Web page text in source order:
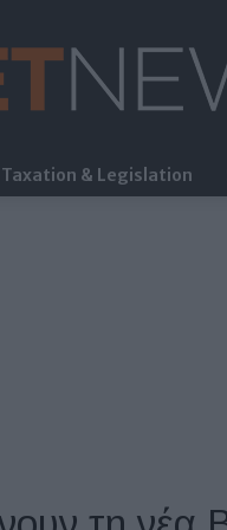
Taxation & Legislation